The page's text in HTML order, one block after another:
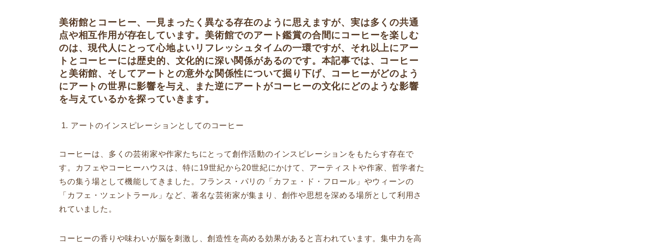
美術館とコーヒー、一見まったく異なる存在のように思えますが、実は多くの共通
点や相互作用が存在しています。美術館でのアート鑑賞の合間にコーヒーを楽しむ
のは、現代人にとって心地よいリフレッシュタイムの一環ですが、それ以上にアー
トとコーヒーには歴史的、文化的に深い関係があるのです。本記事では、コーヒー
と美術館、そしてアートとの意外な関係性について掘り下げ、コーヒーがどのよう
にアートの世界に影響を与え、また逆にアートがコーヒーの文化にどのような影響
を与えているかを探っていきます。
アートのインスピレーションとしてのコーヒー
コーヒーは、多くの芸術家や作家たちにとって創作活動のインスピレーションをもたらす存在で
す。カフェやコーヒーハウスは、特に19世紀から20世紀にかけて、アーティストや作家、哲学者た
ちの集う場として機能してきました。フランス・パリの「カフェ・ド・フロール」やウィーンの
「カフェ・ツェントラール」など、著名な芸術家が集まり、創作や思想を深める場所として利用さ
れていました。
コーヒーの香りや味わいが脳を刺激し、創造性を高める効果があると言われています。集中力を高